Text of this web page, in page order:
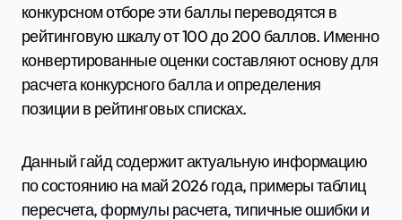
конкурсном отборе эти баллы переводятся в
рейтинговую шкалу от 100 до 200 баллов. Именно
конвертированные оценки составляют основу для
расчета конкурсного балла и определения
позиции в рейтинговых списках.
Данный гайд содержит актуальную информацию
по состоянию на май 2026 года, примеры таблиц
пересчета, формулы расчета, типичные ошибки и